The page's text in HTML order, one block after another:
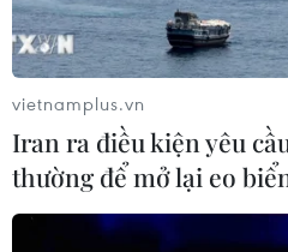
vietnamplus.vn
Iran ra điều kiện yêu
thường để mở lại eo